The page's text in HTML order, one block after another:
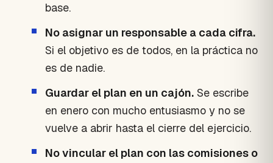
base.
No asignar un responsable a cada cifra.
Si el objetivo es de todos, en la práctica no
es de nadie.
Guardar el plan en un cajón. Se escribe
en enero con mucho entusiasmo y no se
vuelve a abrir hasta el cierre del ejercicio.
No vincular el plan con las comisiones o